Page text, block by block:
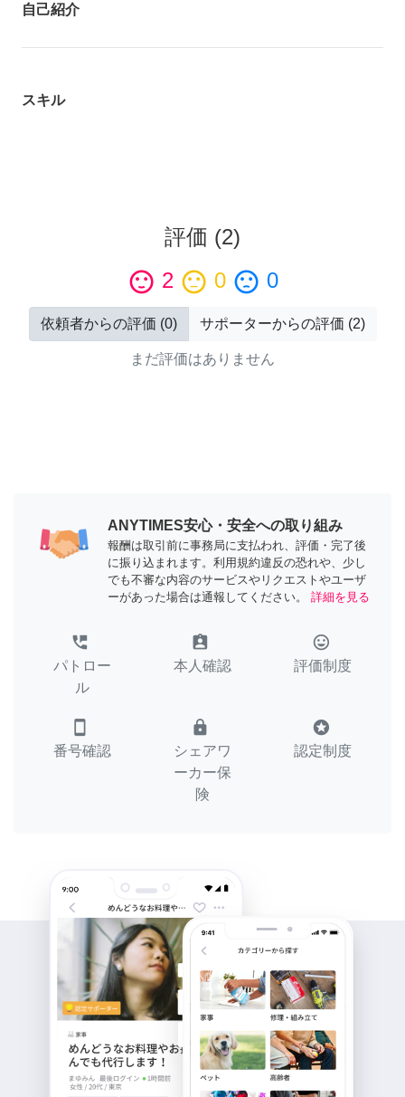
自己紹介
スキル
評価 (2)
sentiment_satisfied 2 sentiment_neutral 0 sentiment_dissatisfied 0
依頼者からの評価 (0) サポーターからの評価 (2)
まだ評価はありません
ANYTIMES安心・安全への取り組み
報酬は取引前に事務局に支払われ、評価・完了後
に振り込まれます。利用規約違反の恐れや、少し
でも不審な内容のサービスやリクエストやユーザ
ーがあった場合は通報してください。
詳細を見る
perm_phone_msg
パトロー
ル
assignment_ind
本人確認
tag_faces
評価制度
smartphone
番号確認
lock
シェアワ
ーカー保
険
stars
認定制度